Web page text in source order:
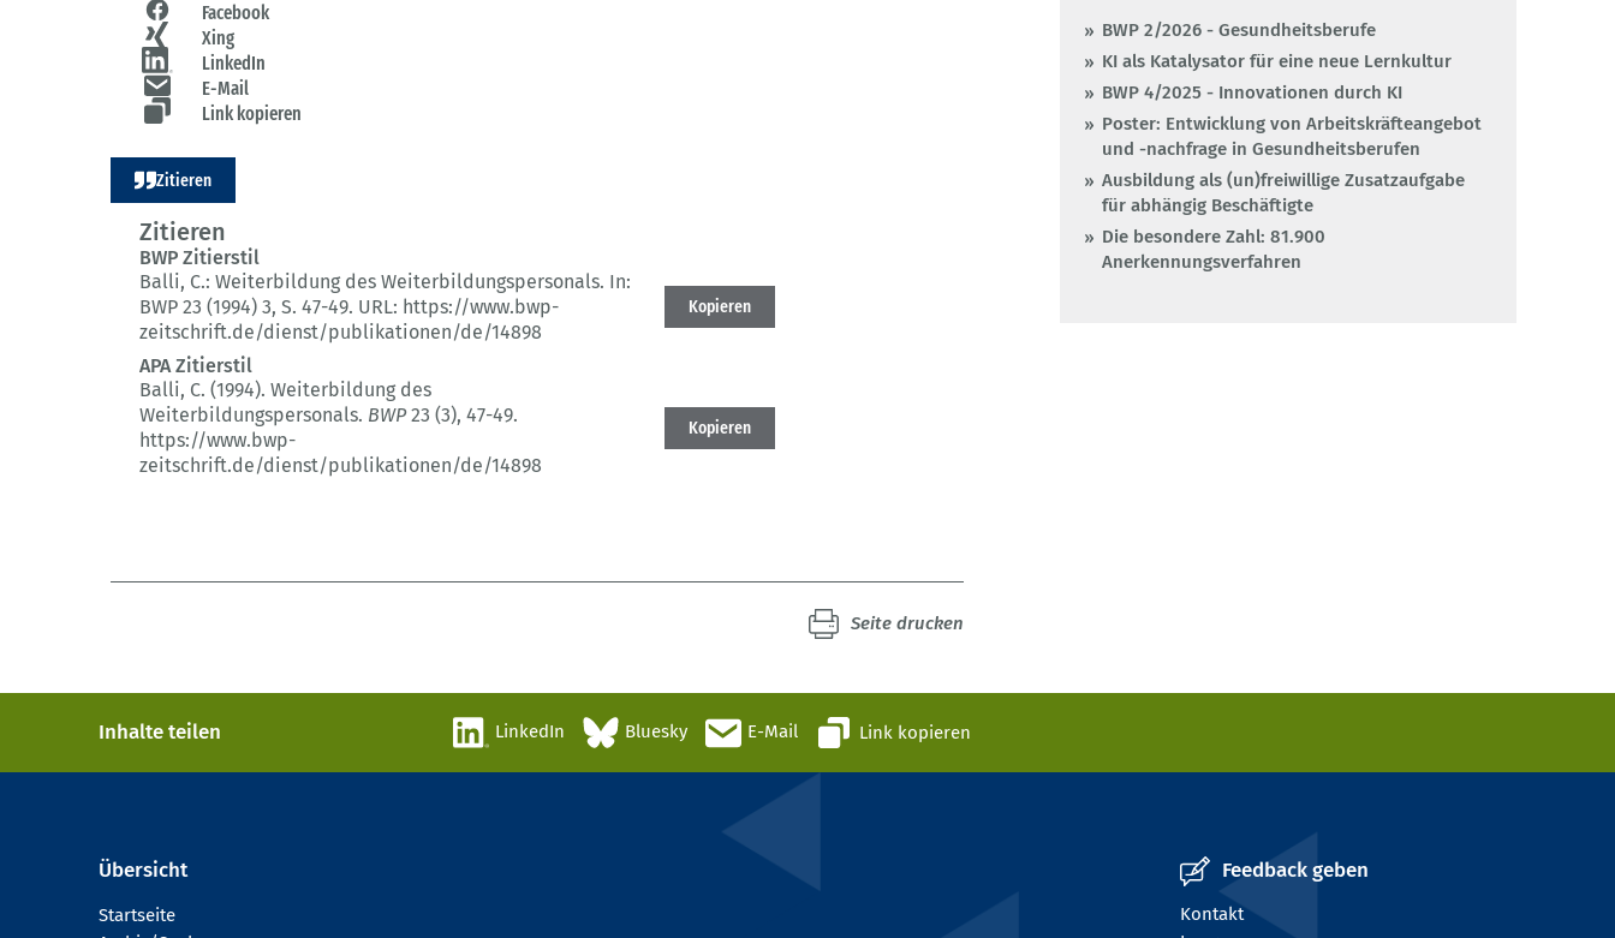
Facebook
Xing
LinkedIn
E-Mail
Link kopieren
Zitieren
Zitieren
BWP Zitierstil
Balli, C.: Weiterbildung des Weiterbildungspersonals. In:
BWP 23 (1994) 3, S. 47-49. URL: https://www.bwp-
zeitschrift.de/dienst/publikationen/de/14898
Kopieren
APA Zitierstil
Balli, C. (1994). Weiterbildung des
Weiterbildungspersonals. BWP23 (3), 47-49.
https://www.bwp-
zeitschrift.de/dienst/publikationen/de/14898
Kopieren
Seite drucken
BWP 2/2026 - Gesundheitsberufe
KI als Katalysator für eine neue Lernkultur
BWP 4/2025 - Innovationen durch KI
Poster: Entwicklung von Arbeitskräfteangebot
und -nachfrage in Gesundheitsberufen
Ausbildung als (un)freiwillige Zusatzaufgabe
für abhängig Beschäftigte
Die besondere Zahl: 81.900
Anerkennungsverfahren
Inhalte teilen LinkedIn Bluesky E-Mail Link kopieren
Übersicht
Startseite
Feedback geben
Kontakt